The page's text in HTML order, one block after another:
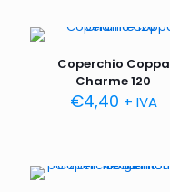
Coperchio Coppa
Charme 120
€4,40 + IVA